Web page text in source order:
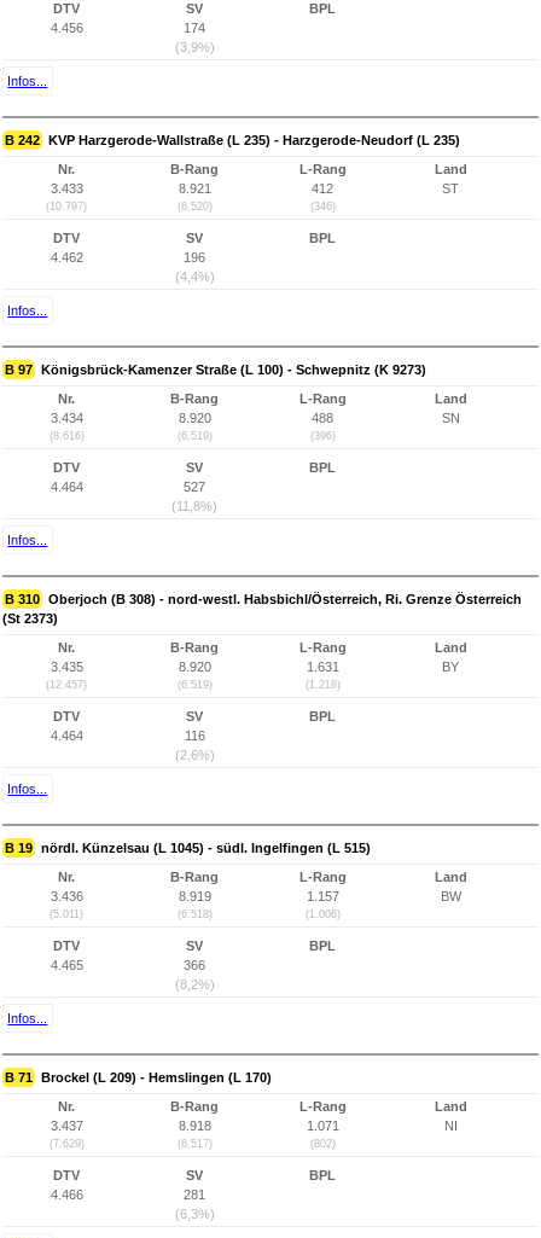
DTV
4.456
SV
174
(3,9%)
BPL
Infos...
B 242 KVP Harzgerode-Wallstraße (L 235) - Harzgerode-Neudorf (L 235)
Nr.
3.433
(10.797)
B-Rang
8.921
(6.520)
L-Rang
412
(346)
Land
ST
DTV
4.462
SV
196
(4,4%)
BPL
Infos...
B 97 Königsbrück-Kamenzer Straße (L 100) - Schwepnitz (K 9273)
Nr.
3.434
(8.616)
B-Rang
8.920
(6.519)
L-Rang
488
(396)
Land
SN
DTV
4.464
SV
527
(11,8%)
BPL
Infos...
B 310 Oberjoch (B 308) - nord-westl. Habsbichl/Österreich, Ri. Grenze Österreich
(St 2373)
Nr.
3.435
(12.457)
B-Rang
8.920
(6.519)
L-Rang
1.631
(1.218)
Land
BY
DTV
4.464
SV
116
(2,6%)
BPL
Infos...
B 19 nördl. Künzelsau (L 1045) - südl. Ingelfingen (L 515)
Nr.
3.436
(5.011)
B-Rang
8.919
(6.518)
L-Rang
1.157
(1.006)
Land
BW
DTV
4.465
SV
366
(8,2%)
BPL
Infos...
B 71 Brockel (L 209) - Hemslingen (L 170)
Nr.
3.437
(7.629)
B-Rang
8.918
(6.517)
L-Rang
1.071
(802)
Land
NI
DTV
4.466
SV
281
(6,3%)
BPL